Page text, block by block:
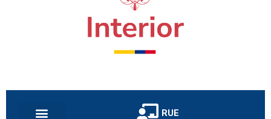
RUE